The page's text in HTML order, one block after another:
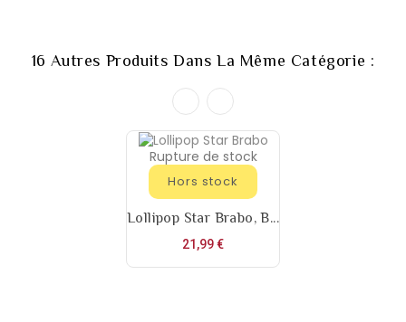
16 Autres Produits Dans La Même Catégorie :
Rupture de stock
Hors stock
Lollipop Star Brabo, B...
21,99 €Prix